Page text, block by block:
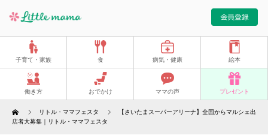
子育て・家族 食 病気・健康 絵本
働き方 おでかけ ママの声 プレゼント
Home リトル・ママフェスタ
【さいたまスーパーアリーナ】全国からマルシェ出
店者大募集｜リトル・ママフェスタ